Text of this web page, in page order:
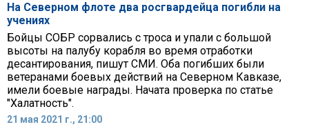
На Северном флоте два росгвардейца погибли на
учениях
Бойцы СОБР сорвались с троса и упали с большой
высоты на палубу корабля во время отработки
десантирования, пишут СМИ. Оба погибших были
ветеранами боевых действий на Северном Кавказе,
имели боевые награды. Начата проверка по статье
"Халатность".
21 мая 2021 г., 21:00